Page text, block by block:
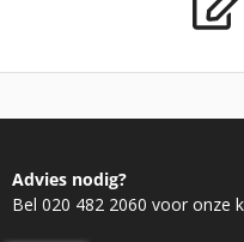
Advies nodig?
Bel 020 482 2060 voor onze